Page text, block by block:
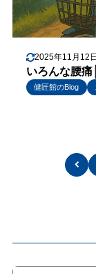
2025年11月12日
いろんな腰
健匠館のBlog